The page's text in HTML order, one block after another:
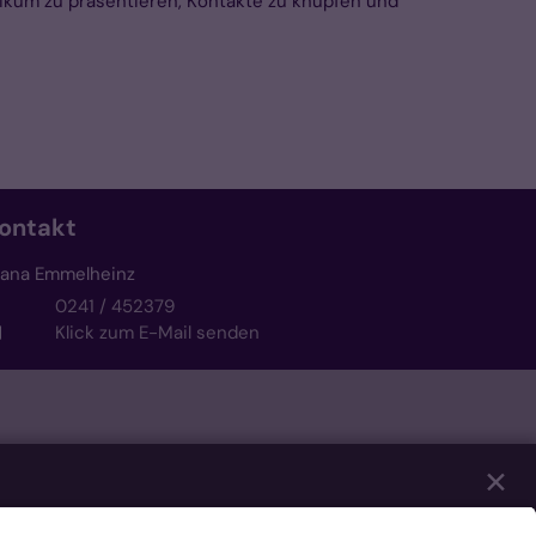
✕
Emmelheinz
0241 / 452379
Klick zum E-Mail senden